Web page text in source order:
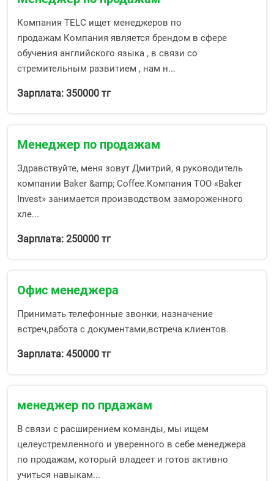
Компания TELC ищет менеджеров по
продажам Компания является брендом в сфере
обучения английского языка , в связи со
стремительным развитием , нам н...
Зарплата: 350000 тг
Менеджер по продажам
Здравствуйте, меня зовут Дмитрий, я руководитель
компании Baker &amp; Coffee.Компания ТОО «Baker
Invest» занимается производством замороженного
хле...
Зарплата: 250000 тг
Офис менеджера
Принимать телефонные звонки, назначение
встреч,работа с документами,встреча клиентов.
Зарплата: 450000 тг
менеджер по прдажам
В связи с расширением команды, мы ищем
целеустремленного и уверенного в себе менеджера
по продажам, который владеет и готов активно
учиться навыкам...